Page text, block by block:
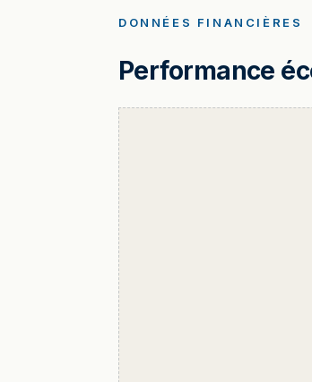
DONNÉES FINANCIÈRES
Performance